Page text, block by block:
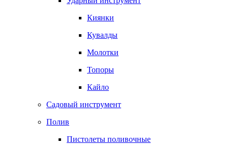
Киянки
Кувалды
Молотки
Топоры
Кайло
Садовый инструмент
Полив
Пистолеты поливочные